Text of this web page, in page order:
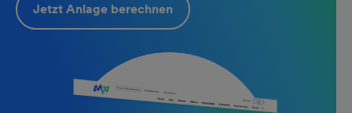
Jetzt Anlage berechnen